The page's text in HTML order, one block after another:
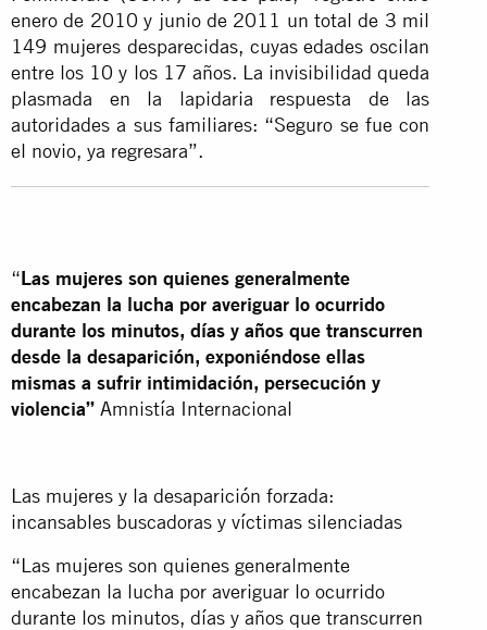
enero de 2010 y junio de 2011 un total de 3 mil
149 mujeres desparecidas, cuyas edades oscilan
entre los 10 y los 17 años. La invisibilidad queda
plasmada en la lapidaria respuesta de las
autoridades a sus familiares: “Seguro se fue con
el novio, ya regresara”.
“Las mujeres son quienes generalmente
encabezan la lucha por averiguar lo ocurrido
durante los minutos, días y años que transcurren
desde la desaparición, exponiéndose ellas
mismas a sufrir intimidación, persecución y
violencia” Amnistía Internacional
Las mujeres y la desaparición forzada:
incansables buscadoras y víctimas silenciadas
“Las mujeres son quienes generalmente
encabezan la lucha por averiguar lo ocurrido
durante los minutos, días y años que transcurren